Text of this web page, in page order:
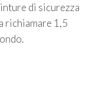
di sicurezza
richiamare 1,5